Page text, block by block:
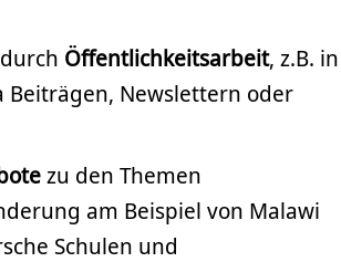
Öffentlichkeitsarbeit, z.B. in
Beiträgen, Newslettern oder
zu den Themen
am Beispiel von Malawi
Schulen und